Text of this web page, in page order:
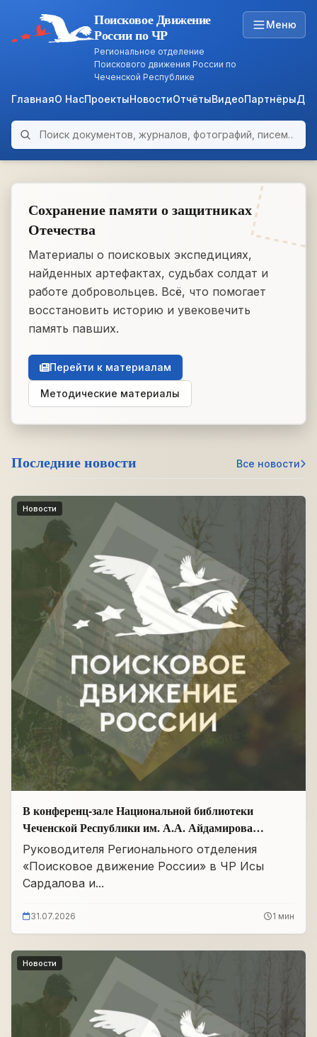
ARCHIVE
Поисковое Движение
России по ЧР
Региональное отделение
Поискового движения России по
Чеченской Республике
Меню
ГлавнаяО НасПроектыНовостиОтчётыВидеоПартнёры
Поиск по архиву
Сохранение памяти о защитниках
Отечества
Материалы о поисковых экспедициях,
найденных артефактах, судьбах солдат и
работе добровольцев. Всё, что помогает
восстановить историю и увековечить
память павших.
Перейти к материалам
Методические материалы
Последние новости Все новости
Новости
В конференц-зале Национальной библиотеки
Чеченской Республики им. А.А. Айдамирова
прошло заседание
Руководителя Регионального отделения
«Поисковое движение России» в ЧР Исы
Сардалова и...
31.07.2026 1 мин
Новости